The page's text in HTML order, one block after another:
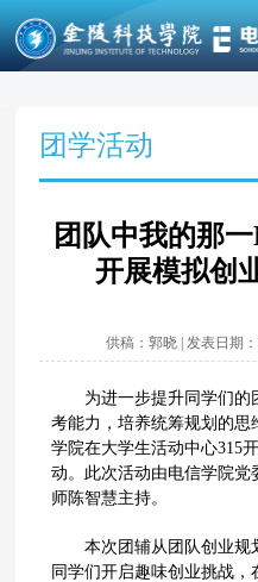
团学活动
团队中我的那
开展模拟创
供稿：郭晓 | 发表日期：
为进一步提升同学们的
考能力，培养统筹规划的思
学院在大学生活动中心315
动。此次活动由电信学院
师陈智慧主持。
本次团辅从团队创业规
同学们开启趣味创业挑战